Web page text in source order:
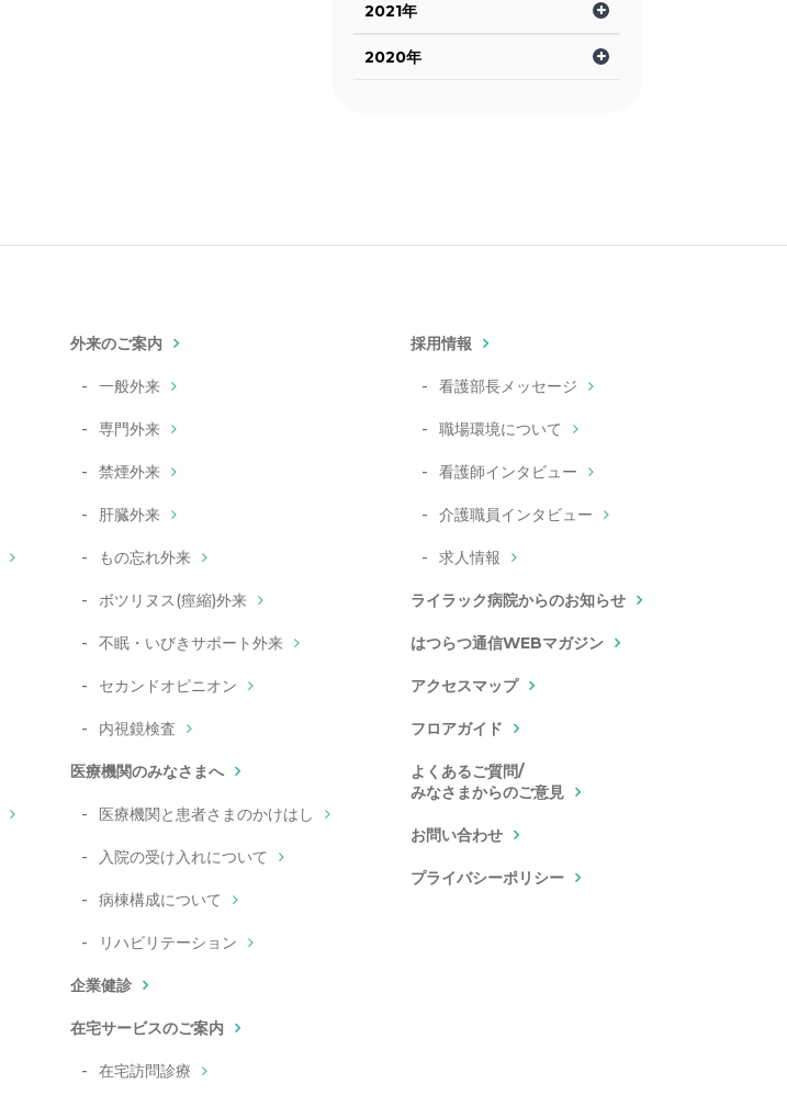
2021年
2020年
外来のご案内
一般外来
専門外来
禁煙外来
肝臓外来
もの忘れ外来
ボツリヌス(痙縮)外来
不眠・いびきサポート外来
セカンドオピニオン
内視鏡検査
医療機関のみなさまへ
医療機関と患者さまのかけはし
入院の受け入れについて
病棟構成について
リハビリテーション
企業健診
在宅サービスのご案内
在宅訪問診療
採用情報
看護部長メッセージ
職場環境について
看護師インタビュー
介護職員インタビュー
求人情報
ライラック病院からのお知らせ
はつらつ通信WEBマガジン
アクセスマップ
フロアガイド
よくあるご質問/
みなさまからのご意見
お問い合わせ
プライバシーポリシー